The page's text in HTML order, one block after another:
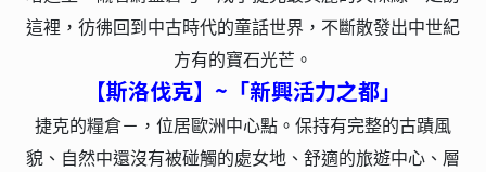
這裡，彷彿回到中古時代的童話世界，不斷散發出中世紀
方有的寶石光芒。
【斯洛伐克】~「新興活力之都」
捷克的糧倉－，位居歐洲中心點。保持有完整的古蹟風
貌、自然中還沒有被碰觸的處女地、舒適的旅遊中心、層